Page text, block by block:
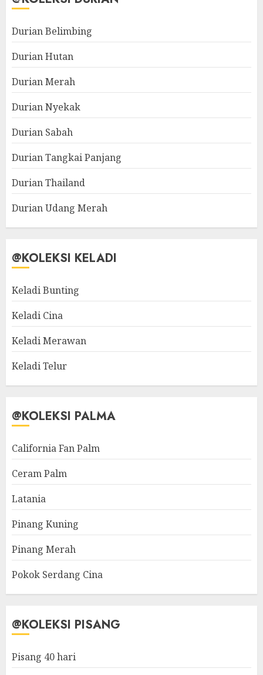
Durian Belimbing
Durian Hutan
Durian Merah
Durian Nyekak
Durian Sabah
Durian Tangkai Panjang
Durian Thailand
Durian Udang Merah
@KOLEKSI KELADI
Keladi Bunting
Keladi Cina
Keladi Merawan
Keladi Telur
@KOLEKSI PALMA
California Fan Palm
Ceram Palm
Latania
Pinang Kuning
Pinang Merah
Pokok Serdang Cina
@KOLEKSI PISANG
Pisang 40 hari